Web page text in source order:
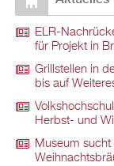
ELR-
für Projekt in
Grillstellen in
bis auf
Herbst- und
Museum sucht